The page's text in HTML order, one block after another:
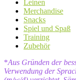
Leinen
Merchandise
Snacks
Spiel und Spaß
Training
Zubehör
*Aus Gründen der
Verwendung der